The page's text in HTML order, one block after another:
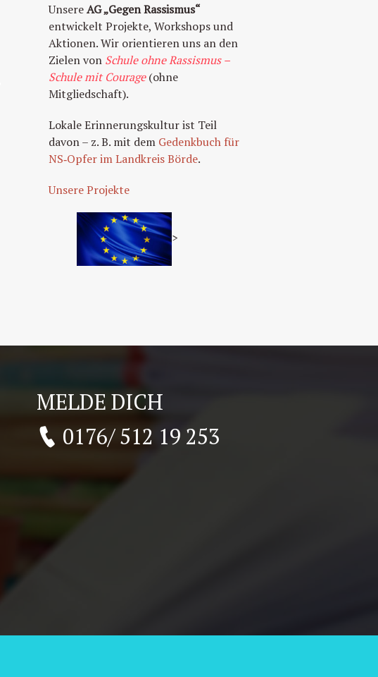
UnsereAG „Gegen Rassismus“
entwickelt Projekte, Workshops und
Aktionen. Wir orientieren uns an den
Zielen von Schule ohne Rassismus –
Schule mit Courage(ohne
Mitgliedschaft).
Lokale Erinnerungskultur ist Teil
davon – z. B. mit dem Gedenkbuch für
NS‑Opfer im Landkreis Börde.
Unsere Projekte
>
MELDE DICH
0176/ 512 19 253